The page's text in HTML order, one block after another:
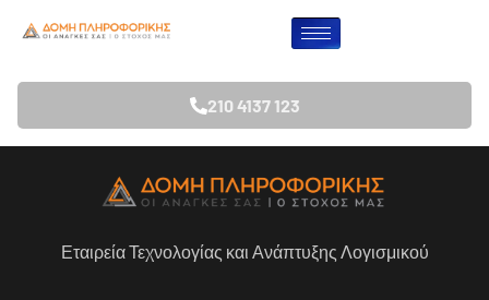
210 4137 123
Λήφθηκε 2248
Εταιρεία Τεχνολογίας και Ανάπτυξης Λογισμικού